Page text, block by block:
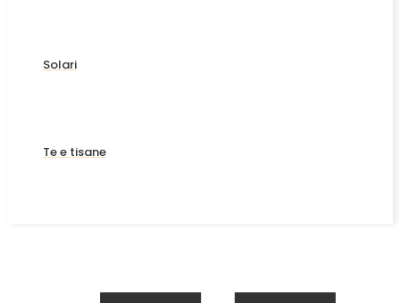
Solari
Te e tisane